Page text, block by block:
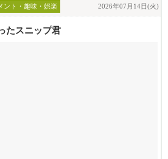
ント・趣味・娯楽 2026年07月14日(火)
たスニップ君